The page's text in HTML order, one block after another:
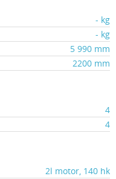
- kg
- kg
5 990 mm
2200 mm
4
4
2l motor, 140 hk